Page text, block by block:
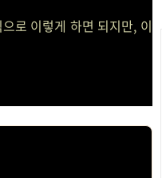
로 이렇게 하면 되지만, 이